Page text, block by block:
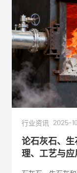
行业资讯 2025-
论石灰石、
理、工艺与应